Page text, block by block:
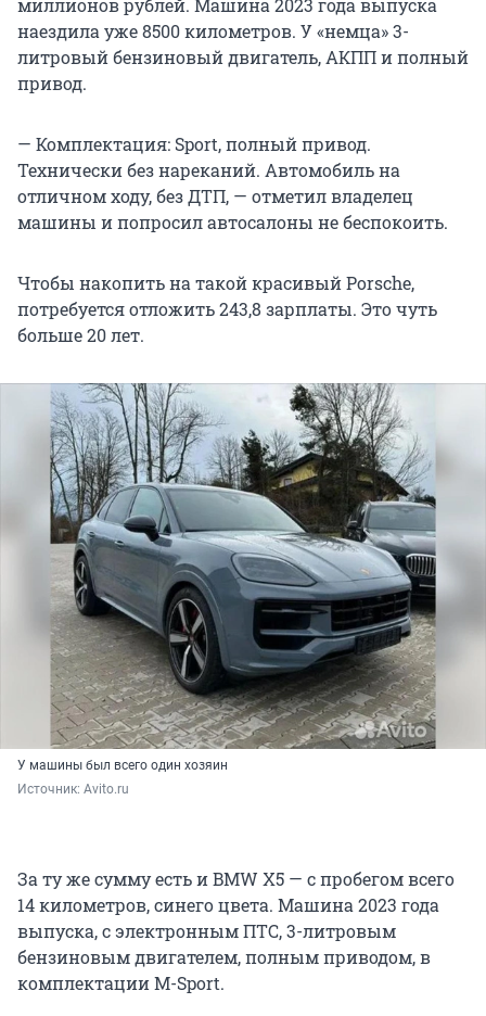
миллионов рублей. Машина 2023 года выпуска
наездила уже 8500 километров. У «немца» 3-
литровый бензиновый двигатель, АКПП и полный
привод.
— Комплектация: Sport, полный привод.
Технически без нареканий. Автомобиль на
отличном ходу, без ДТП, — отметил владелец
машины и попросил автосалоны не беспокоить.
Чтобы накопить на такой красивый Porsche,
потребуется отложить 243,8 зарплаты. Это чуть
больше 20 лет.
У машины был всего один хозяин
Источник: Avito.ru
За ту же сумму есть и BMW X5 — с пробегом всего
14 километров, синего цвета. Машина 2023 года
выпуска, с электронным ПТС, 3-литровым
бензиновым двигателем, полным приводом, в
комплектации M-Sport.